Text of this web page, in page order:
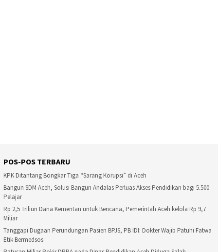
POS-POS TERBARU
KPK Ditantang Bongkar Tiga “Sarang Korupsi” di Aceh
Bangun SDM Aceh, Solusi Bangun Andalas Perluas Akses Pendidikan bagi 5.500
Pelajar
Rp 2,5 Triliun Dana Kementan untuk Bencana, Pemerintah Aceh kelola Rp 9,7
Miliar
Tanggapi Dugaan Perundungan Pasien BPJS, PB IDI: Dokter Wajib Patuhi Fatwa
Etik Bermedsos